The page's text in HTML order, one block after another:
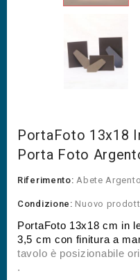
PortaFoto 13x18
Porta Foto
Riferimento: Abete
Condizione: Nuovo
PortaFoto 13x18 cm in
3,5 cm con finitura a
tavolo è posizionabile
.